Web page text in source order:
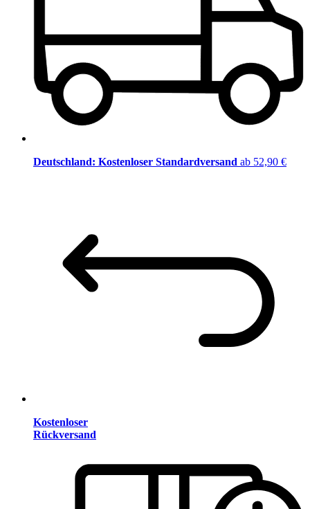
Deutschland: Kostenloser Standardversand ab 52,90 €
Kostenloser
Rückversand